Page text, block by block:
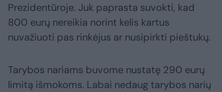
Prezidentūroje. Juk paprasta suvokti, kad
800 eurų nereikia norint kelis kartus
nuvažiuoti pas rinkėjus ar nusipirkti pieštukų.
Tarybos nariams buvome nustatę 290 eurų
limitą išmokoms. Labai nedaug tarybos narių